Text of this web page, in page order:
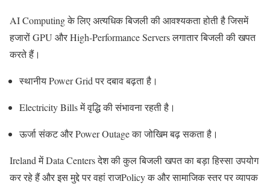
AI Computing के लिए अत्यधिक बिजली की आवश्यकता होती है जिसमें
हजारों GPU और High-Performance Servers लगातार बिजली की खपत
करते हैं।
स्थानीय Power Grid पर दबाव बढ़ता है।
Electricity Bills में वृद्धि की संभावना रहती है।
ऊर्जा संकट और Power Outage का जोखिम बढ़ सकता है।
Ireland में Data Centers देश की कुल बिजली खपत का बड़ा हिस्सा उपयोग
कर रहे हैं और इस मुद्दे पर वहां राजPolicy क और सामाजिक स्तर पर व्यापक